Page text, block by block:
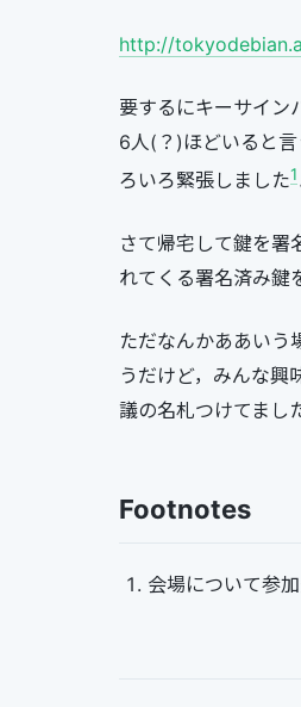
http://
要するにキーサイ
6人(？)ほどいると
ろいろ緊張しました1
さて帰宅して鍵を署
れてくる署名済み鍵
ただなんかああいう
うだけど，みんな
議の名札つけてまし
Footnotes
会場について参